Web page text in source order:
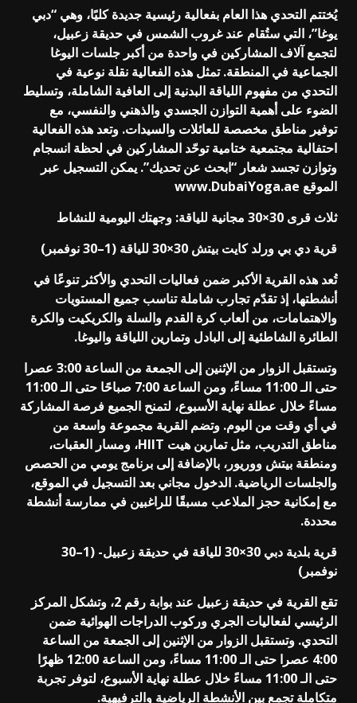
يُختتم التحدي هذا العام بفعالية رئيسية جديدة كليًا، وهي “دبي
يوغا”، التي ستُقام عند غروب الشمس في حديقة زعبيل،
لتجمع آلاف المشاركين في واحدة من أكبر جلسات اليوغا
الجماعية في المنطقة. تمثل هذه الفعالية نقلة نوعية في
التحدي من مفهوم اللياقة البدنية إلى العافية الشاملة، وتسليط
الضوء على أهمية التوازن الجسدي والذهني والنفسي، مع
توفير مناطق مخصصة للعائلات والسيدات. وتعد هذه الفعالية
احتفالية مجتمعية ختامية توحّد المشاركين في لحظة انسجام
وتوازن تجسد شعار “ابحث عن تحديك”. يمكن التسجيل عبر
الموقع www.DubaiYoga.ae
ثلاث قرى 30×30 مجانية للياقة: وجهتك اليومية للنشاط
قرية دي بي ورلد كايت بيتش 30×30 للياقة (1–30 نوفمبر)
تُعد هذه القرية الأكبر ضمن فعاليات التحدي والأكثر تنوعًا في
أنشطتها، إذ تقدّم تجارب شاملة تناسب جميع المستويات
والاهتمامات، من ألعاب كرة القدم والسلة والكريكيت والكرة
الطائرة الشاطئية إلى البادل وتمارين اللياقة واليوغا.
وتستقبل الزوار من الإثنين إلى الجمعة من الساعة 3:00 عصرا
حتى الـ 11:00 مساءً، ومن الساعة 7:00 صباحًا حتى الـ 11:00
مساءً خلال عطلة نهاية الأسبوع، لتمنح الجميع فرصة المشاركة
في أي وقت من اليوم. وتضم القرية مجموعة واسعة من
مناطق التدريب، مثل تمارين هيت HIIT، ومسار العقبات،
ومنطقة بيتش ووريور، بالإضافة إلى برنامج يومي من الحصص
والجلسات الرياضية. الدخول مجاني بعد التسجيل في الموقع،
مع إمكانية حجز الملاعب مسبقًا للراغبين في ممارسة أنشطة
محددة.
قرية بلدية دبي 30×30 للياقة في حديقة زعبيل- (1–30
نوفمبر)
تقع القرية في حديقة زعبيل عند بوابة رقم 2، وتشكل المركز
الرئيسي لفعاليات الجري وركوب الدراجات الهوائية ضمن
التحدي. وتستقبل الزوار من الإثنين إلى الجمعة من الساعة
4:00 عصرا حتى الـ 11:00 مساءً، ومن الساعة 12:00 ظهرًا
حتى الـ 11:00 مساءً خلال عطلة نهاية الأسبوع، لتوفر تجربة
متكاملة تجمع بين الأنشطة الرياضية والترفيهية.